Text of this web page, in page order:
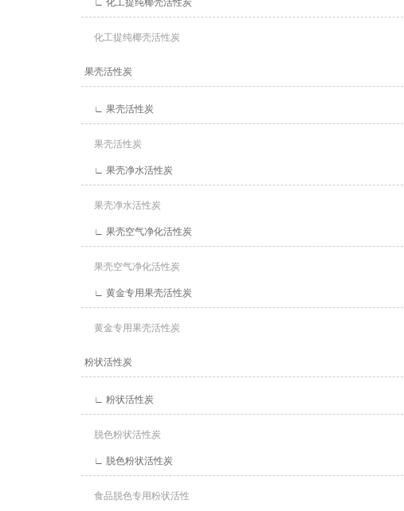
∟ 化工提纯椰壳活性炭
化工提纯椰壳活性炭
果壳活性炭
∟ 果壳活性炭
果壳活性炭
∟ 果壳净水活性炭
果壳净水活性炭
∟ 果壳空气净化活性炭
果壳空气净化活性炭
∟ 黄金专用果壳活性炭
黄金专用果壳活性炭
粉状活性炭
∟ 粉状活性炭
脱色粉状活性炭
∟ 脱色粉状活性炭
食品脱色专用粉状活性